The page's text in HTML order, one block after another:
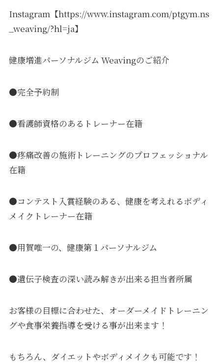
Instagram【https://www.instagram.com/ptgym.ns
_weaving/?hl=ja】
健康増進パーソナルジム Weavingのご紹介
●完全予約制
●看護師資格のあるトレーナー在籍
●疼痛改善の施術トレーニングのプロフェッショナル
在籍
●コンテスト入賞経験のある、健康を考えれるボディ
メイクトレーナー在籍
●用賀唯一の、健康第１パーソナルジム
●遺伝子検査の深い読み解きが出来る担当者所属
お客様の目標に合わせた、オーダーメイドトレーニン
グや食事栄養指導を受ける事が出来ます！
もちろん、ダイエットやボディメイクも可能です！